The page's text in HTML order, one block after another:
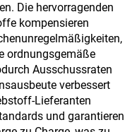
Die hervorragenden
kompensieren
ordnungsgemäße
Ausschussraten
verbessert
Lieferanten
und garantieren